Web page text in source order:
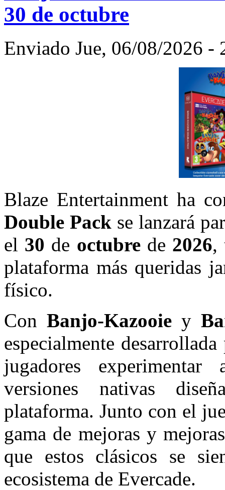
30 de octubre
Enviado Jue, 06/08/2026 -
Blaze Entertainment ha
Double Pack se lanzará
el 30 de octubrede 2026,
plataforma más queridas
físico.
ConBanjo-Kazooie y
especialmente
jugadores
versiones nativas
plataforma. Junto con el
gama de mejoras y
que estos clásicos se
ecosistema de Evercade.